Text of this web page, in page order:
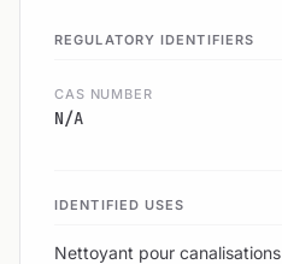
REGULATORY IDENTIFIERS
CAS NUMBER
N/A
IDENTIFIED USES
Nettoyant pour canalisations